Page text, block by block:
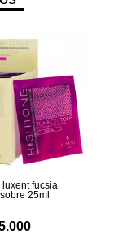
luxent fucsia
25ml